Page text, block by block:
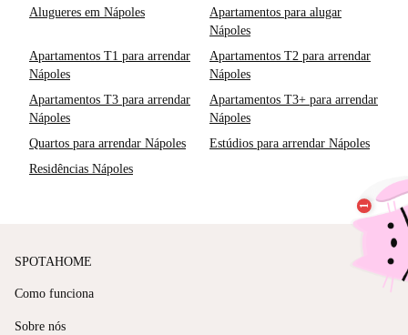
Alugueres em Nápoles
Apartamentos para alugar
Nápoles
Apartamentos T1 para arrendar
Nápoles
Apartamentos T2 para arrendar
Nápoles
Apartamentos T3 para arrendar
Nápoles
Apartamentos T3+ para arrendar
Nápoles
Quartos para arrendar Nápoles
Estúdios para arrendar Nápoles
Residências Nápoles
SPOTAHOME
Como funciona
Sobre nós